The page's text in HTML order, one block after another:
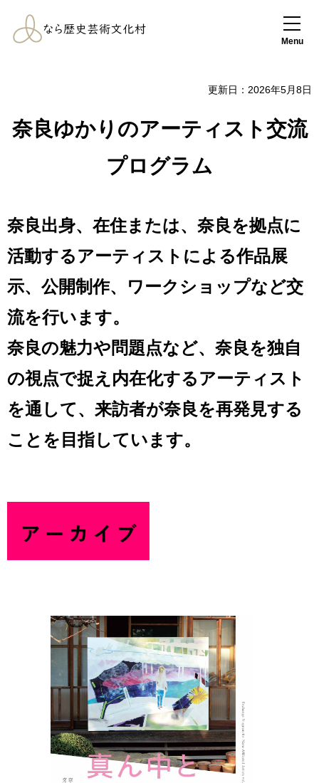
なら歴史芸術文化
村
Menu
更新日：2026年5月8日
奈良ゆかりのアーティスト交流
プログラム
奈良出身、在住または、奈良を拠点に
活動するアーティストによる作品展
示、公開制作、ワークショップなど交
流を行います。
奈良の魅力や問題点など、奈良を独自
の視点で捉え内在化するアーティスト
を通して、来訪者が奈良を再発見する
ことを目指しています。